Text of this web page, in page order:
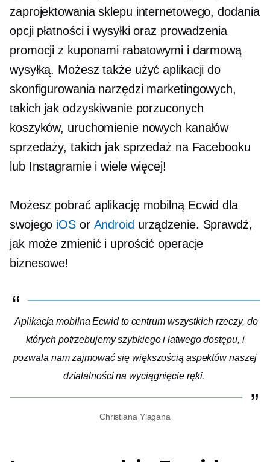
zaprojektowania sklepu internetowego, dodania
opcji płatności i wysyłki oraz prowadzenia
promocji z kuponami rabatowymi i darmową
wysyłką. Możesz także użyć aplikacji do
skonfigurowania narzędzi marketingowych,
takich jak odzyskiwanie porzuconych
koszyków, uruchomienie nowych kanałów
sprzedaży, takich jak sprzedaż na Facebooku
lub Instagramie i wiele więcej!
Możesz pobrać aplikację mobilną Ecwid dla
swojego iOSor Android urządzenie. Sprawdź,
jak może zmienić i uprościć operacje
biznesowe!
Aplikacja mobilna Ecwid to centrum wszystkich rzeczy, do
których potrzebujemy szybkiego i łatwego dostępu, i
pozwala nam zajmować się większością aspektów naszej
działalności na wyciągnięcie ręki.
Christiana Ylagana